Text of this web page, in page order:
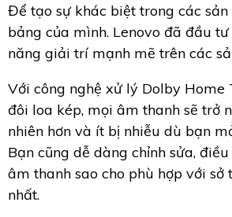
Để tạo sự khác biệt trong các
bảng của mình. Lenovo đã đầu
năng giải trí mạnh mẽ trên các
Với công nghệ xử lý Dolby Home
đôi loa kép, mọi âm thanh sẽ trở
nhiên hơn và ít bị nhiễu dù bạn
Bạn cũng dễ dàng chỉnh sửa,
âm thanh sao cho phù hợp với sở
nhất.